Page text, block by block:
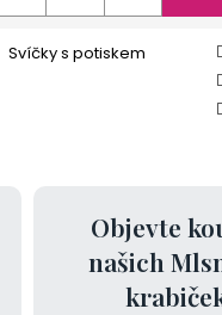
Svíčky s potiskem
Objevte
našich